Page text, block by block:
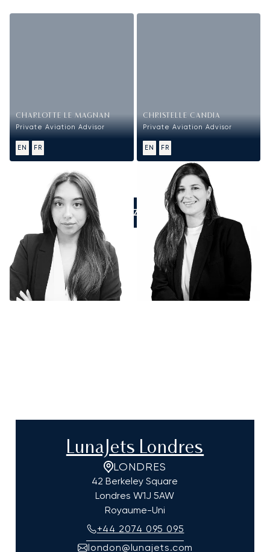
CHARLOTTE LE MAGNAN
Private Aviation Advisor
EN FR
CHRISTELLE CANDIA
Private Aviation Advisor
EN FR
APPELEZ-NOUS
LunaJets Londres
LONDRES
42 Berkeley Square
Londres W1J 5AW
Royaume-Uni
+44 2074 095 095
london@lunajets.com